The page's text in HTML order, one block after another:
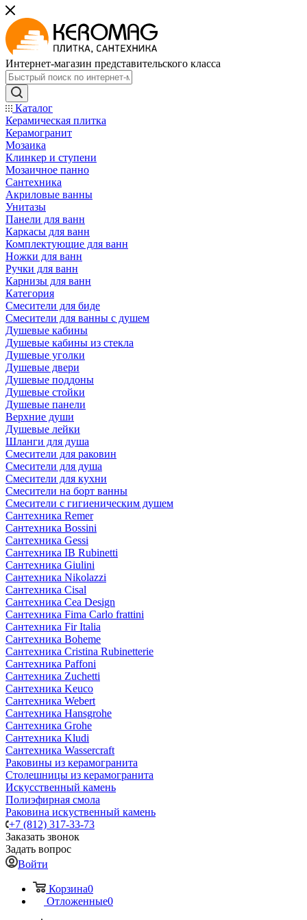
Интернет-магазин представительского класса
Каталог
Керамическая плитка
Керамогранит
Мозаика
Клинкер и ступени
Мозаичное панно
Сантехника
Акриловые ванны
Унитазы
Панели для ванн
Каркасы для ванн
Комплектующие для ванн
Ножки для ванн
Ручки для ванн
Карнизы для ванн
Категория
Смесители для биде
Смесители для ванны с душем
Душевые кабины
Душевые кабины из стекла
Душевые уголки
Душевые двери
Душевые поддоны
Душевые стойки
Душевые панели
Верхние души
Душевые лейки
Шланги для душа
Смесители для раковин
Смесители для душа
Смесители для кухни
Смесители на борт ванны
Смесители с гигиеническим душем
Сантехника Remer
Сантехника Bossini
Сантехника Gessi
Сантехника IB Rubinetti
Сантехника Giulini
Сантехника Nikolazzi
Сантехника Cisal
Сантехника Cea Design
Сантехника Fima Carlo frattini
Сантехника Fir Italia
Сантехника Boheme
Сантехника Cristina Rubinetterie
Сантехника Paffoni
Сантехника Zuchetti
Сантехника Keuco
Сантехника Webert
Сантехника Hansgrohe
Сантехника Grohe
Сантехника Kludi
Сантехника Wassercraft
Раковины из керамогранита
Столешницы из керамогранита
Искусственный камень
Полиэфирная смола
Раковина искуственный камень
+7 (812) 317-33-73
Заказать звонок
Задать вопрос
Войти
Корзина0
Отложенные0